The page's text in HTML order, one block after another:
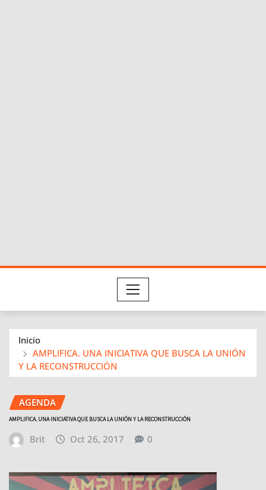
Inicio
AMPLIFICA. UNA INICIATIVA QUE BUSCA LA UNIÓN
Y LA RECONSTRUCCIÓN
AGENDA
AMPLIFICA. UNA INICIATIVA QUE BUSCA LA UNIÓN Y LA RECONSTRUCCIÓN
Brit Oct 26, 2017 0